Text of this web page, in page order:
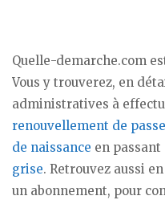
Quelle-demarche.com
Vous y trouverez, en
administratives à
renouvellement de
de naissance en
grise. Retrouvez aussi
un abonnement, pour